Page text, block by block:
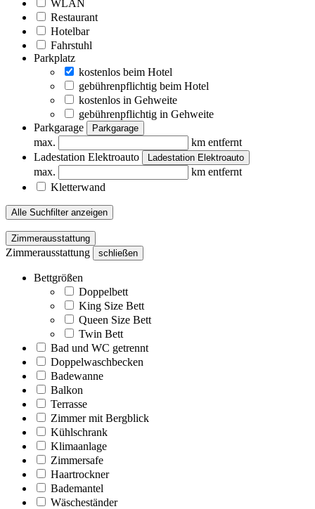
WLAN
Restaurant
Hotelbar
Fahrstuhl
Parkplatz
kostenlos beim Hotel
gebührenpflichtig beim Hotel
kostenlos in Gehweite
gebührenpflichtig in Gehweite
Parkgarage
Parkgarage
max.
km entfernt
Ladestation Elektroauto
Ladestation Elektroauto
max.
km entfernt
Kletterwand
Alle Suchfilter anzeigen
Zimmerausstattung
Zimmerausstattung schließen
Bettgrößen
Doppelbett
King Size Bett
Queen Size Bett
Twin Bett
Bad und WC getrennt
Doppelwaschbecken
Badewanne
Balkon
Terrasse
Zimmer mit Bergblick
Kühlschrank
Klimaanlage
Zimmersafe
Haartrockner
Bademantel
Wäscheständer